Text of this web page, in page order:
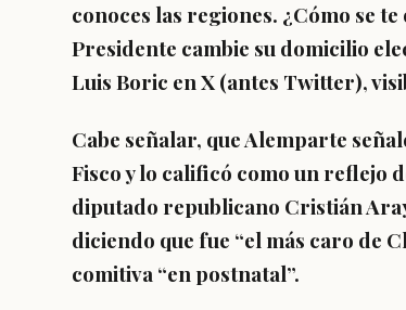
conoces las regiones. ¿Cómo se
Presidente cambie su domicilio
Luis Boric en X (antes Twitter),
Cabe señalar, que Alemparte
Fisco y lo calificó como un reflejo
diputado republicano Cristián
diciendo que fue “el más caro de
comitiva “en postnatal”.